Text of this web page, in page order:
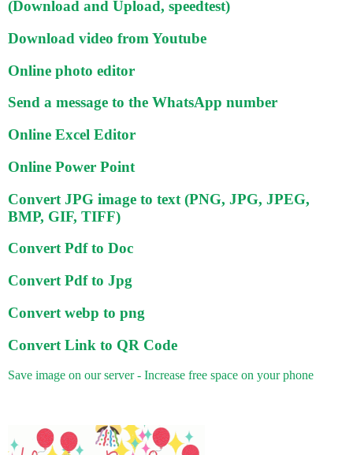
(Download and Upload, speedtest)
Download video from Youtube
Online photo editor
Send a message to the WhatsApp number
Online Excel Editor
Online Power Point
Convert JPG image to text (PNG, JPG, JPEG,
BMP, GIF, TIFF)
Convert Pdf to Doc
Convert Pdf to Jpg
Convert webp to png
Convert Link to QR Code
Save image on our server - Increase free space on your phone